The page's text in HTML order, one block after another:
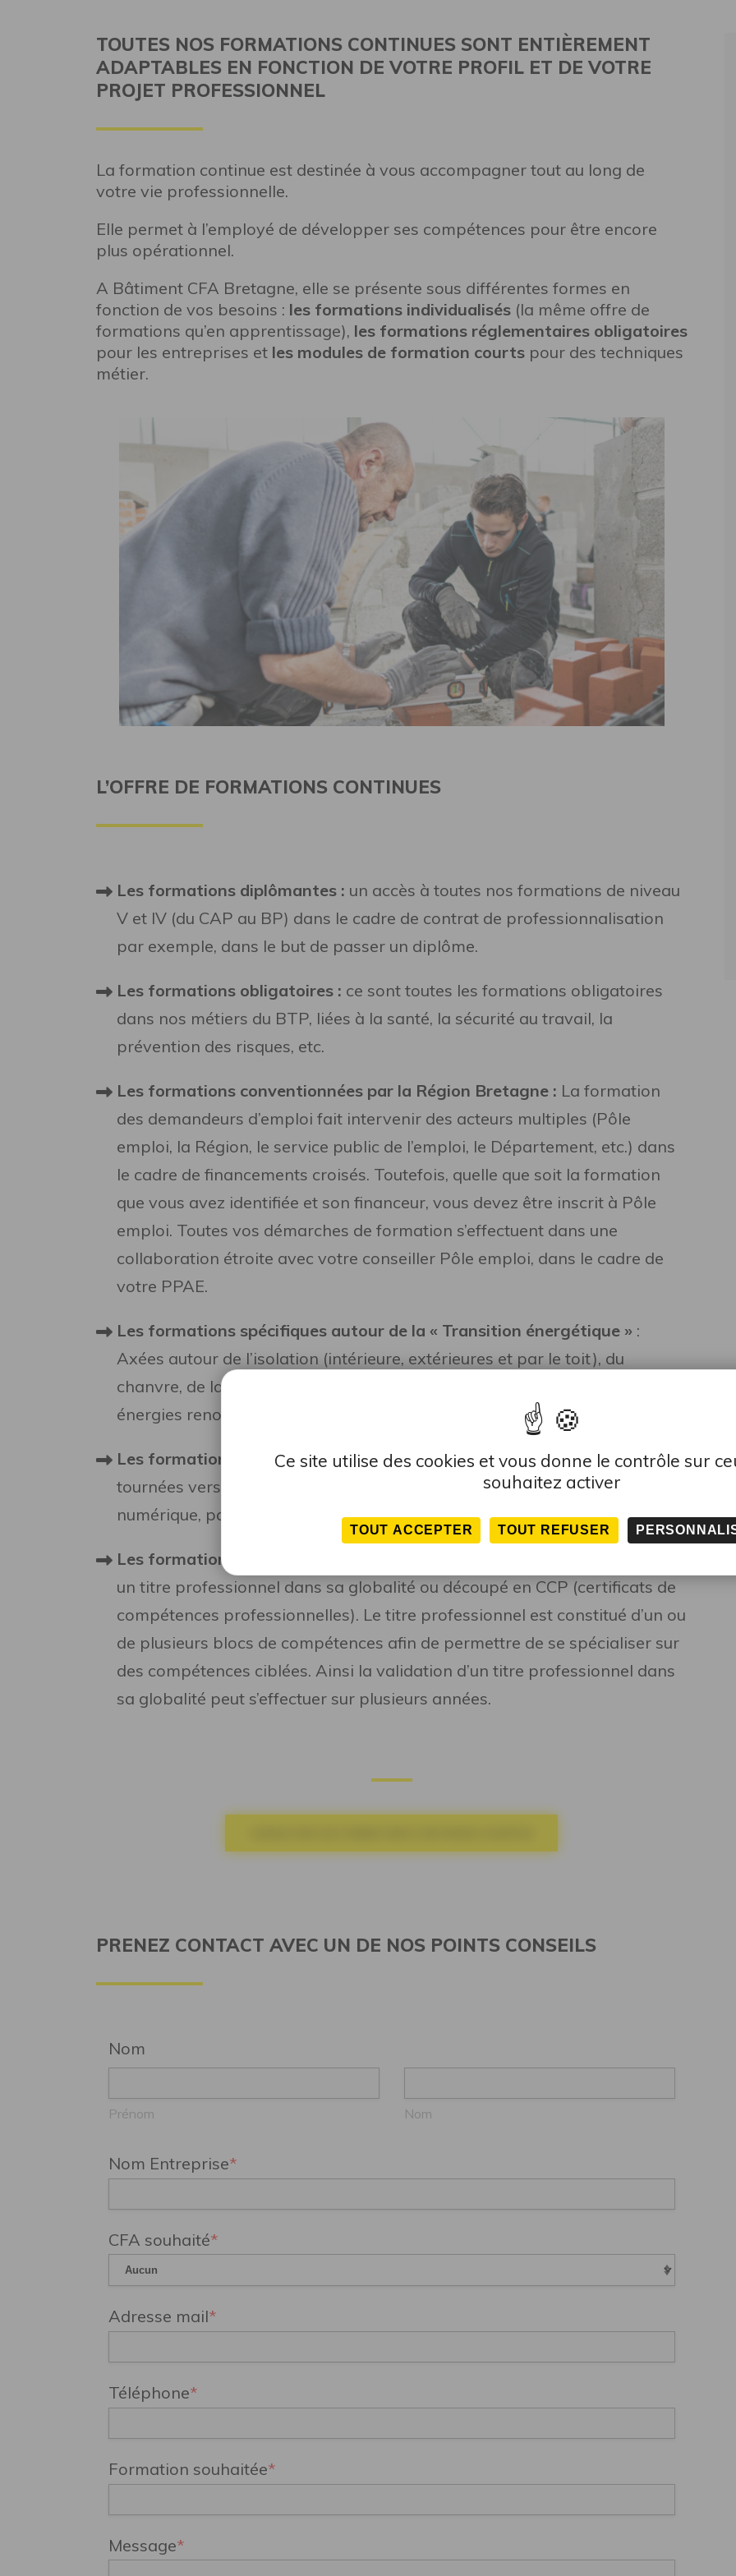
Ce site utilise des cookies et vous donne le contrôle sur
souhaitez activer
TOUT ACCEPTER TOUT REFUSER
TOUTES NOS FORMATIONS CONTINUES SONT ENTIÈREMENT
ADAPTABLES EN FONCTION DE VOTRE PROFIL ET DE VOTRE
PROJET PROFESSIONNEL
La formation continue est destinée à vous accompagner tout au long de
votre vie professionnelle.
Elle permet à l’employé de développer ses compétences pour être encore
plus opérationnel.
A Bâtiment CFA Bretagne, elle se présente sous différentes formes en
fonction de vos besoins : les formations individualisés (la même offre de
formations qu’en apprentissage), les formations réglementaires obligatoires
pour les entreprises et les modules de formation courts pour des techniques
métier.
L’OFFRE DE FORMATIONS CONTINUES
Les formations diplômantes : un accès à toutes nos formations de niveau
V et IV (du CAP au BP) dans le cadre de contrat de professionnalisation
par exemple, dans le but de passer un diplôme.
Les formations obligatoires : ce sont toutes les formations obligatoires
dans nos métiers du BTP, liées à la santé, la sécurité au travail, la
prévention des risques, etc.
Les formations conventionnées par la Région Bretagne : La formation
des demandeurs d’emploi fait intervenir des acteurs multiples (Pôle
emploi, la Région, le service public de l’emploi, le Département, etc.) dans
le cadre de financements croisés. Toutefois, quelle que soit la formation
que vous avez identifiée et son financeur, vous devez être inscrit à Pôle
emploi. Toutes vos démarches de formation s’effectuent dans une
collaboration étroite avec votre conseiller Pôle emploi, dans le cadre de
votre PPAE.
Les formations spécifiques autour de la « Transition énergétique » :
Axées autour de l’isolation (intérieure, extérieures et par le toit), du
chanvre, de la récupération des eaux jusqu’à la production avec des
énergies renouvelables, de la maçonnerie à isolation répartie, etc…
Les formations autour des métiers :Des actions de formation continue
tournées vers le métier, et les évolutions du métier (intégration du
numérique, par exemple).
Les formations qualifiantes éligibles au CPF :
un titre professionnel dans sa globalité ou découpé en CCP (certificats de
compétences professionnelles). Le titre professionnel est constitué d’un ou
de plusieurs blocs de compétences afin de permettre de se spécialiser sur
des compétences ciblées. Ainsi la validation d’un titre professionnel dans
sa globalité peut s’effectuer sur plusieurs années.
PRENEZ CONTACT AVEC UN DE NOS POINTS CONSEILS
Nom
Prénom Nom
Nom Entreprise*
CFA souhaité*
Adresse mail*
Téléphone*
Formation souhaitée*
Message*